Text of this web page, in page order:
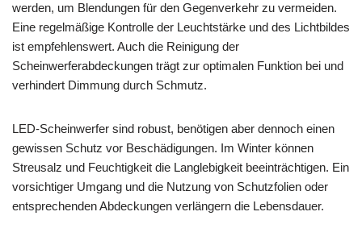
werden, um Blendungen für den Gegenverkehr zu vermeiden.
Eine regelmäßige Kontrolle der Leuchtstärke und des Lichtbildes
ist empfehlenswert. Auch die Reinigung der
Scheinwerferabdeckungen trägt zur optimalen Funktion bei und
verhindert Dimmung durch Schmutz.
LED-Scheinwerfer sind robust, benötigen aber dennoch einen
gewissen Schutz vor Beschädigungen. Im Winter können
Streusalz und Feuchtigkeit die Langlebigkeit beeinträchtigen. Ein
vorsichtiger Umgang und die Nutzung von Schutzfolien oder
entsprechenden Abdeckungen verlängern die Lebensdauer.